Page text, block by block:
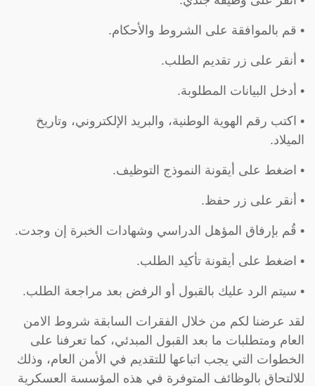
• قم بالموافقة على الشروط والأحكام.
• أنقر على زر تقديم الطلب.
• أدخل البيانات المطلوبة.
• اكتب رقم الهوية الوطنية، والبريد الإلكتروني، وتاريخ
الميلاد.
• اضغط على أيقونة النموذج التوظيف.
• أنقر على زر حفظ.
• قُم بإرفاق المؤهل الدراسي وشهادات الخبرة إن وجدت.
• اضغط على أيقونة تأكيد الطلب.
• سيتم الرد عليك بالقبول أو الرفض بعد مراجعة الطلب.
لقد عرضنا لكم من خلال الفقرات السابقة شروط الامن
العام ومتطلبات ما بعد القبول المبدئي، كما تعرفنا على
الخطوات التي يجب اتباعها للتقديم في الأمن العام، وذلك
للالتحاق بالوظائف المتوفرة في هذه المؤسسة العسكرية